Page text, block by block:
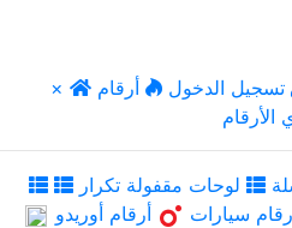
× تسجيل الدخول
أرقام
لوحات مقفولة تكرار
سيارات
أرقام أوريدو